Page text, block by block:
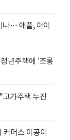
… 애플, 아이
년주택에 '조롱
가주택 누진
머스 이공이